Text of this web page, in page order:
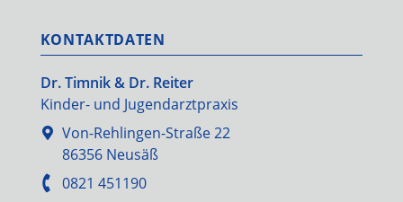
KONTAKTDATEN
Dr. Timnik & Dr. Reiter
Kinder- und Jugendarztpraxis
Von-Rehlingen-Straße 22
86356 Neusäß
0821 451190